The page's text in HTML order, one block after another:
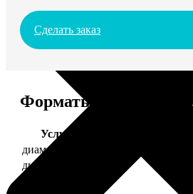
Сделать заказ
Форматы и цены
Услуга
диаметр 37 мм
диаметр 56 мм